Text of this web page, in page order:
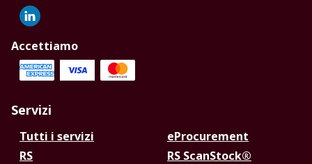
Accettiamo
Servizi
Tutti i servizi
eProcurement
RS
RS ScanStock®